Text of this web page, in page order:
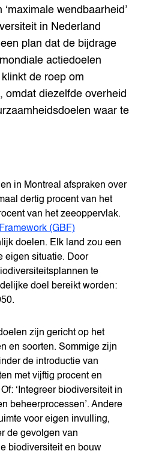
wendbaarheid’
in Nederland
plan dat de bijdrage
actiedoelen
de roep om
omdat diezelfde overheid
waar te
in Montreal afspraken over
dertig procent van het
van het zeeoppervlak.
(GBF)
doelen. Elk land zou een
eigen situatie. Door
te
doel bereikt worden:
zijn gericht op het
en soorten. Sommige zijn
de introductie van
met vijftig procent en
‘Integreer biodiversiteit in
beheerprocessen’. Andere
voor eigen invulling,
de gevolgen van
biodiversiteit en bouw